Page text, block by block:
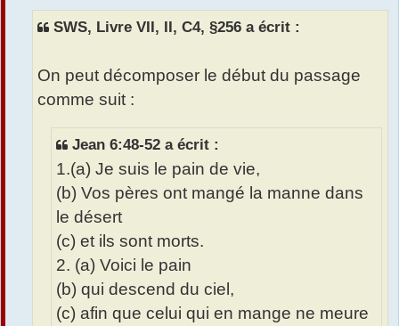
SWS, Livre VII, II, C4, §256 a écrit :
On peut décomposer le début du passage
comme suit :
Jean 6:48-52 a écrit :
1.(a) Je suis le pain de vie,
(b) Vos pères ont mangé la manne dans
le désert
(c) et ils sont morts.
2. (a) Voici le pain
(b) qui descend du ciel,
(c) afin que celui qui en mange ne meure